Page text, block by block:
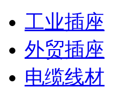
工业插座
外贸插座
电缆线材